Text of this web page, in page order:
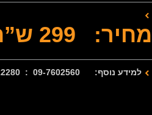
מחיר: 299 ש”ח
למידע נוסף: 09-7602560 : 077-2122280